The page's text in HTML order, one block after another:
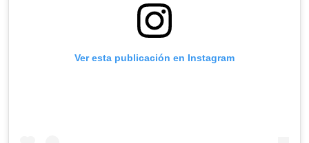
Ver esta publicación en Instagram